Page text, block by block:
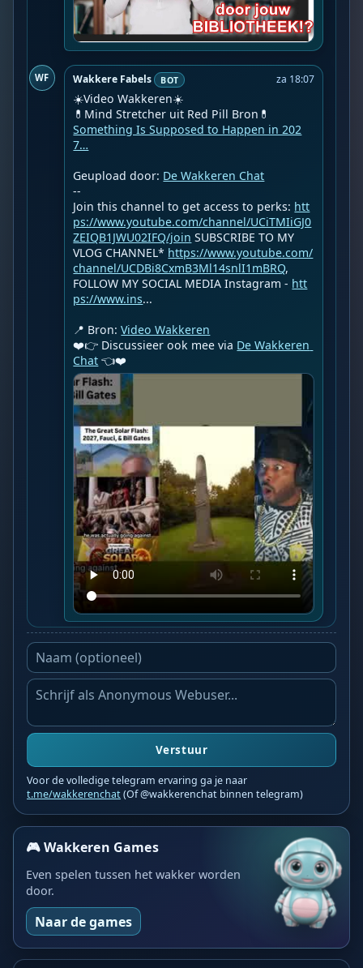
WF Wakkere Fabels BOT za 18:07
☀️Video Wakkeren☀️
Something Is Supposed to Happen in 202
7…
Geupload door: De Wakkeren Chat
--
Join this channel to get access to perks: htt
ps://www.youtube.com/channel/UCiTMIiGJ0
ZEIQB1JWU02IFQ/join SUBSCRIBE TO MY
VLOG CHANNEL* https://www.youtube.com/
channel/UCDBi8CxmB3Ml14snlI1mBRQ,
FOLLOW MY SOCIAL MEDIA Instagram - htt
ps://www.ins...
📍 Bron: Video Wakkeren
❤️👉 Discussieer ook mee via De Wakkeren
Chat 👈❤️
Verstuur
Voor de volledige telegram ervaring ga je naar
t.me/wakkerenchat(Of @wakkerenchat binnen telegram)
🎮 Wakkeren Games
Even spelen tussen het wakker worden
door.
Naar de games